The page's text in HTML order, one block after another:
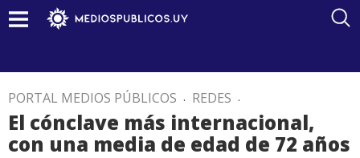
PORTAL MEDIOS PÚBLICOS . REDES .
El cónclave más internacional,
con una media de edad de 72 años